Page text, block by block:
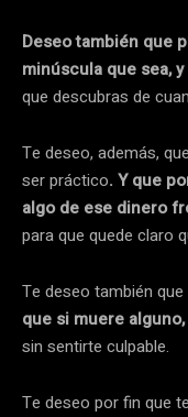
Deseo también que
minúscula que sea, y
que descubras de
Te deseo, además,
ser práctico. Y que
algo de ese dinero
para que quede claro
Te deseo también
que si muere
sin sentirte culpable.
Te deseo por fin que